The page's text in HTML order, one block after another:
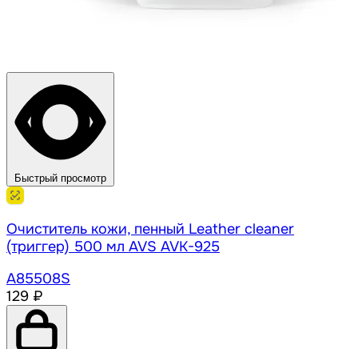
Быстрый просмотр
Очиститель кожи, пенный Leather cleaner
(триггер) 500 мл AVS AVK-925
A85508S
129 ₽